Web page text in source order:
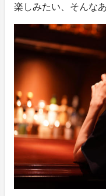
楽しみたい、そんな